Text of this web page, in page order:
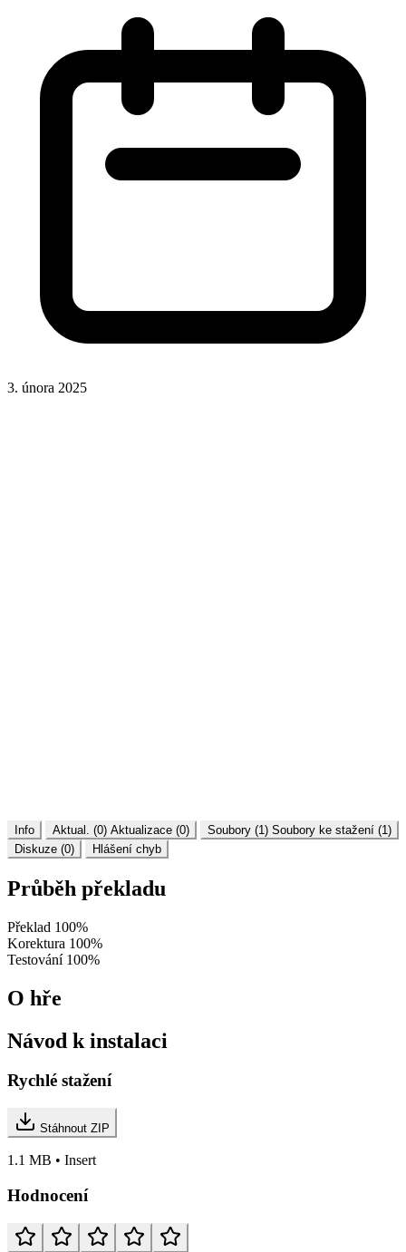
3. února 2025
Info Aktual. (0) Aktualizace (0) Soubory (1) Soubory ke stažení (1)
Diskuze (0)
Hlášení chyb
Průběh překladu
Překlad 100%
Korektura 100%
Testování 100%
O hře
Návod k instalaci
Rychlé stažení
Stáhnout ZIP
1.1 MB • Insert
Hodnocení